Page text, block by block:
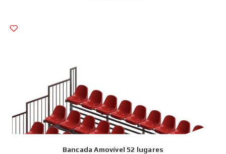
Bancada Amovível 52 lugares